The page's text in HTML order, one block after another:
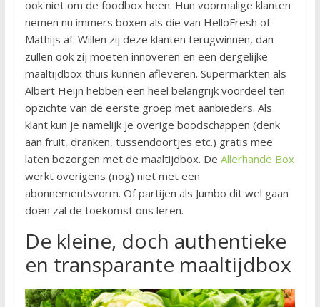
ook niet om de foodbox heen. Hun voormalige klanten
nemen nu immers boxen als die van HelloFresh of
Mathijs af. Willen zij deze klanten terugwinnen, dan
zullen ook zij moeten innoveren en een dergelijke
maaltijdbox thuis kunnen afleveren. Supermarkten als
Albert Heijn hebben een heel belangrijk voordeel ten
opzichte van de eerste groep met aanbieders. Als
klant kun je namelijk je overige boodschappen (denk
aan fruit, dranken, tussendoortjes etc.) gratis mee
laten bezorgen met de maaltijdbox. De Allerhande Box
werkt overigens (nog) niet met een
abonnementsvorm. Of partijen als Jumbo dit wel gaan
doen zal de toekomst ons leren.
De kleine, doch authentieke
en transparante maaltijdbox